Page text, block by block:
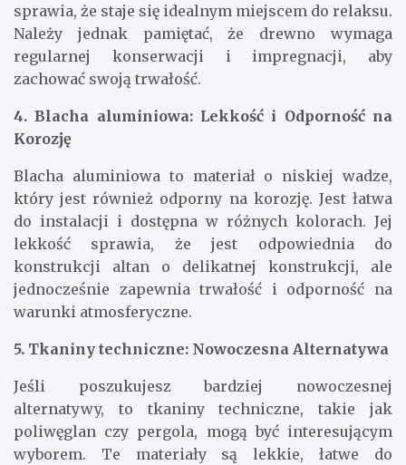
sprawia, że staje się idealnym miejscem do relaksu.
Należy jednak pamiętać, że drewno wymaga
regularnej konserwacji i impregnacji, aby
zachować swoją trwałość.
4. Blacha aluminiowa: Lekkość i Odporność na
Korozję
Blacha aluminiowa to materiał o niskiej wadze,
który jest również odporny na korozję. Jest łatwa
do instalacji i dostępna w różnych kolorach. Jej
lekkość sprawia, że jest odpowiednia do
konstrukcji altan o delikatnej konstrukcji, ale
jednocześnie zapewnia trwałość i odporność na
warunki atmosferyczne.
5. Tkaniny techniczne: Nowoczesna Alternatywa
Jeśli poszukujesz bardziej nowoczesnej
alternatywy, to tkaniny techniczne, takie jak
poliwęglan czy pergola, mogą być interesującym
wyborem. Te materiały są lekkie, łatwe do